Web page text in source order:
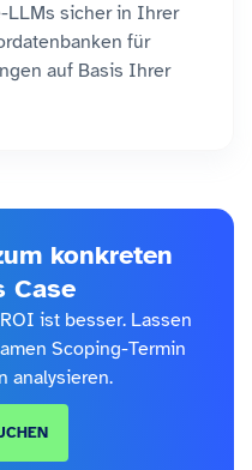
LLMs sicher in Ihrer
für
auf Basis Ihrer
konkreten
Case
ist besser. Lassen
Scoping-Termin
analysieren.